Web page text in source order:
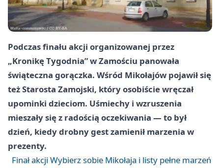
Podczas finału akcji organizowanej przez
„Kronikę Tygodnia” w Zamościu panowała
świąteczna gorączka. Wśród Mikołajów pojawił się
też Starosta Zamojski, który osobiście wręczał
upominki dzieciom. Uśmiechy i wzruszenia
mieszały się z radością oczekiwania — to był
dzień, kiedy drobny gest zamienił marzenia w
prezenty.
Finał akcji Wybierz sobie Mikołaja i listy pełne marzeń